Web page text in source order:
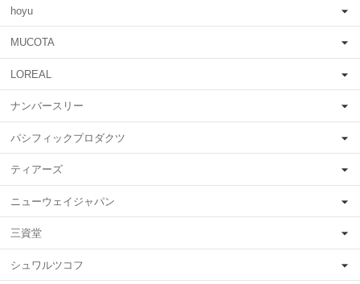
hoyu
MUCOTA
LOREAL
ナンバースリー
パシフィックプロダクツ
ティアーズ
ニューウェイジャパン
三資堂
シュワルツコフ